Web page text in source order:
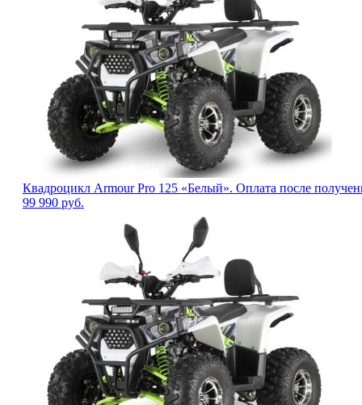
Квадроцикл Armour Pro 125 «Белый». Оплата после
99 990 руб.